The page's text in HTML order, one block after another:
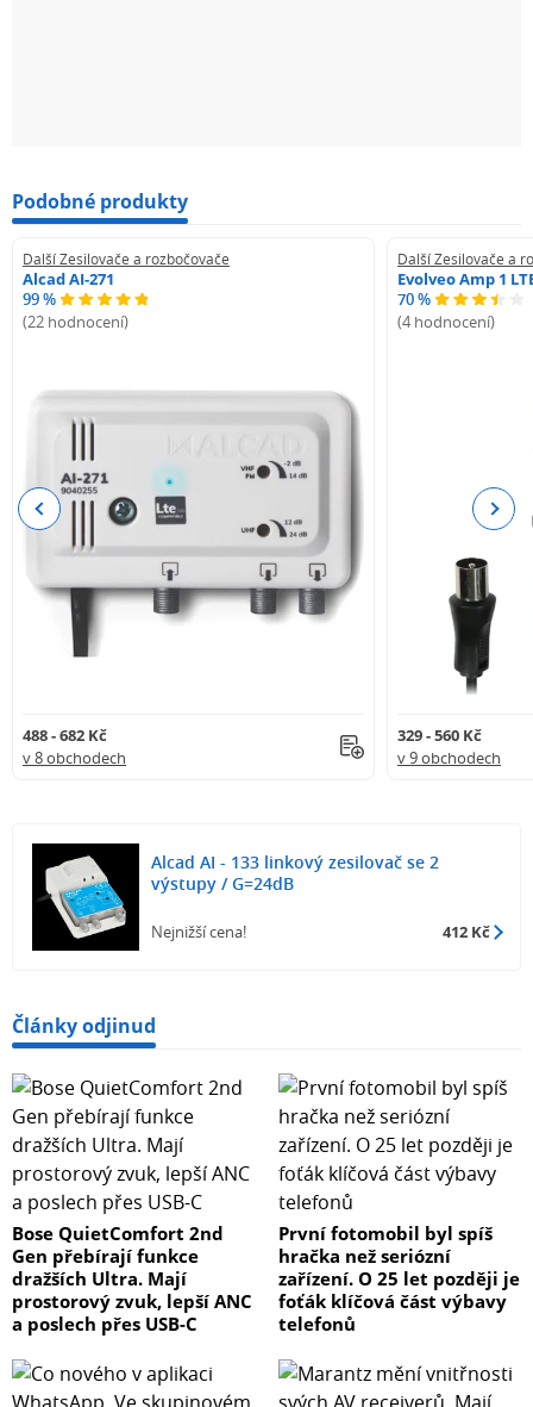
Podobné produkty
Další Zesilovače a rozbočovače
Alcad AI-271
99 %
(22 hodnocení)
488 - 682 Kč
v 8 obchodech
Další Zesilovače a
Evolveo Amp 1
70 %
(4 hodnocení)
329 - 560 Kč
v 9 obchodech
Previous Next
Alcad AI - 133 linkový zesilovač se 2
výstupy / G=24dB
Nejnižší cena! 412 Kč
Články odjinud
Bose QuietComfort 2nd
Gen přebírají funkce
dražších Ultra. Mají
prostorový zvuk, lepší ANC
a poslech přes USB-C
První fotomobil byl spíš
hračka než seriózní
zařízení. O 25 let později je
foťák klíčová část výbavy
telefonů